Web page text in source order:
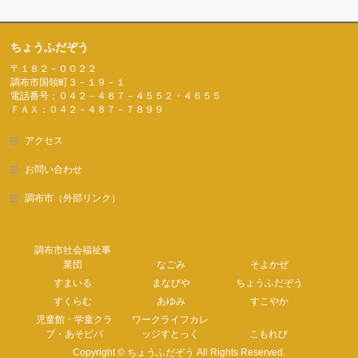
ちょうふだぞう
〒１８２－００２２
調布市国領町３－１９－１
電話番号：０４２－４８７－４５５２・４６５５
ＦＡＸ：０４２－４８７－７８９９
アクセス
お問い合わせ
調布市（外部リンク）
調布市社会福祉事
業団
なごみ
そよかぜ
すまいる
まなびや
ちょうふだぞう
すくらむ
あゆみ
すこやか
児童館・学童クラ
ブ・あそビバ
ワークライフカレ
ッジすとっく
こもれび
Copyright © ちょうふだぞう All Rights Reserved.